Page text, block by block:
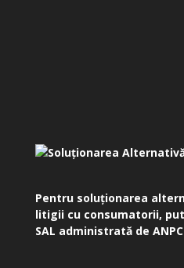
Pentru soluționarea
litigii cu consumatorii,
SAL administrată de